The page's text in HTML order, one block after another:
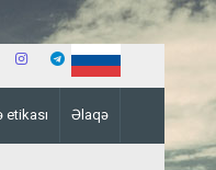
etikası Əlaqə